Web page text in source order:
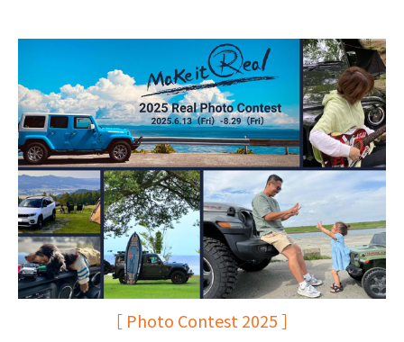
［ Photo Contest 2025 ］